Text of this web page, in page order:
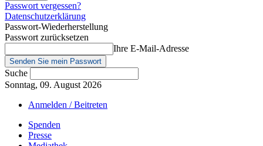
Passwort vergessen?
Datenschutzerklärung
Passwort-Wiederherstellung
Passwort zurücksetzen
Ihre E-Mail-Adresse
Suche
Sonntag, 09. August 2026
Anmelden / Beitreten
Spenden
Presse